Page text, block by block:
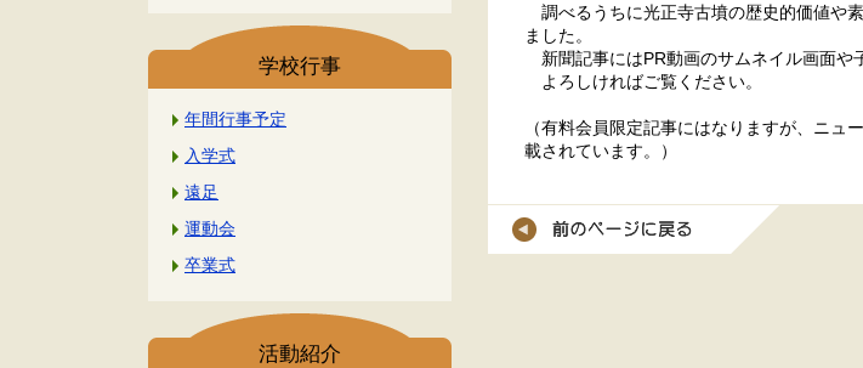
学校行事
年間行事予定
入学式
遠足
運動会
卒業式
活動紹介
調べるうちに光正寺古墳の歴史的価値や
ました。
新聞記事にはPR動画のサムネイル画面や
よろしければご覧ください。
（有料会員限定記事にはなりますが、ニ
載されています。）